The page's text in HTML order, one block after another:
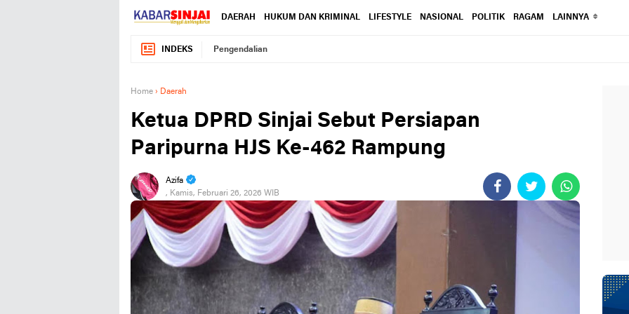
DAERAH HUKUM DAN KRIMINAL LIFESTYLE NASIONAL POLITIK RAGAM LAINNYA
INDEKS Pengendalian
Home › Daerah
Ketua DPRD Sinjai Sebut Persiapan
Paripurna HJS Ke-462 Rampung
Azifa
, Kamis, Februari 26, 2026 WIB